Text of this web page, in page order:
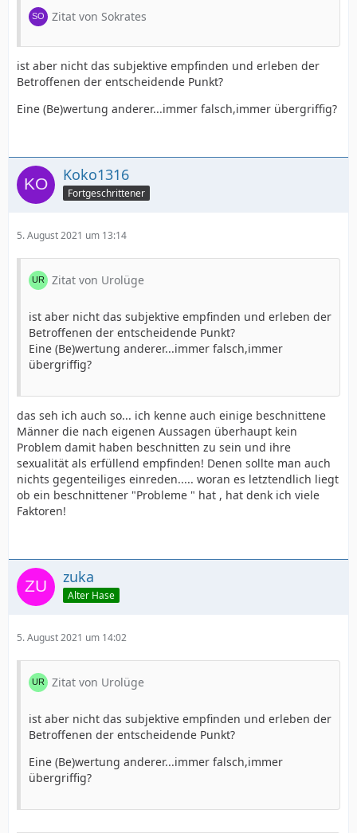
Zitat von Sokrates
ist aber nicht das subjektive empfinden und erleben der
Betroffenen der entscheidende Punkt?
Eine (Be)wertung anderer...immer falsch,immer übergriffig?
Koko1316
Fortgeschrittener
5. August 2021 um 13:14
Zitat von Urolüge
ist aber nicht das subjektive empfinden und erleben der
Betroffenen der entscheidende Punkt?
Eine (Be)wertung anderer...immer falsch,immer
übergriffig?
das seh ich auch so... ich kenne auch einige beschnittene
Männer die nach eigenen Aussagen überhaupt kein
Problem damit haben beschnitten zu sein und ihre
sexualität als erfüllend empfinden! Denen sollte man auch
nichts gegenteiliges einreden..... woran es letztendlich liegt
ob ein beschnittener "Probleme " hat , hat denk ich viele
Faktoren!
zuka
Alter Hase
5. August 2021 um 14:02
Zitat von Urolüge
ist aber nicht das subjektive empfinden und erleben der
Betroffenen der entscheidende Punkt?
Eine (Be)wertung anderer...immer falsch,immer
übergriffig?